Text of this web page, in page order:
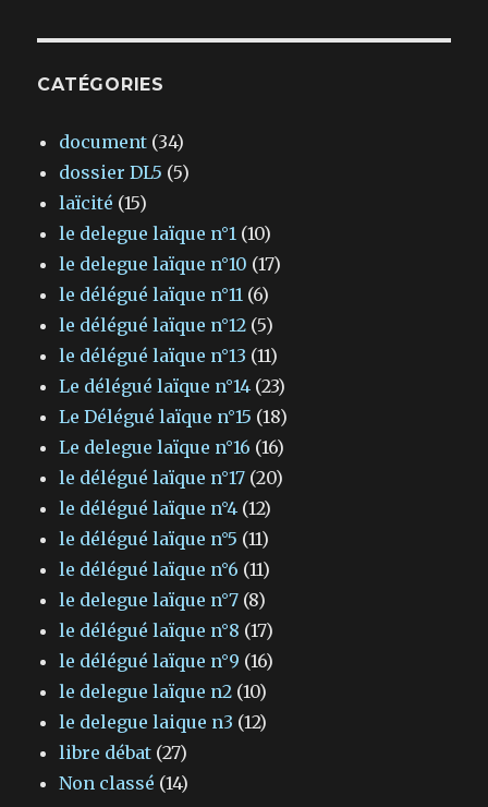
CATÉGORIES
document (34)
dossier DL5 (5)
laïcité (15)
le delegue laïque n°1 (10)
le delegue laïque n°10 (17)
le délégué laïque n°11 (6)
le délégué laïque n°12 (5)
le délégué laïque n°13 (11)
Le délégué laïque n°14 (23)
Le Délégué laïque n°15 (18)
Le delegue laïque n°16 (16)
le délégué laïque n°17 (20)
le délégué laïque n°4 (12)
le délégué laïque n°5 (11)
le délégué laïque n°6 (11)
le delegue laïque n°7 (8)
le délégué laïque n°8 (17)
le délégué laïque n°9 (16)
le delegue laïque n2 (10)
le delegue laique n3 (12)
libre débat (27)
Non classé (14)